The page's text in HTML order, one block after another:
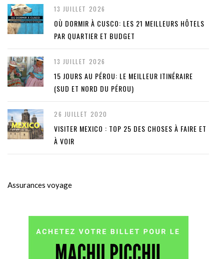
13 JUILLET 2026
OÙ DORMIR À CUSCO: LES 21 MEILLEURS HÔTELS
PAR QUARTIER ET BUDGET
13 JUILLET 2026
15 JOURS AU PÉROU: LE MEILLEUR ITINÉRAIRE
(SUD ET NORD DU PÉROU)
26 JUILLET 2020
VISITER MEXICO : TOP 25 DES CHOSES À FAIRE ET
À VOIR
Assurances voyage